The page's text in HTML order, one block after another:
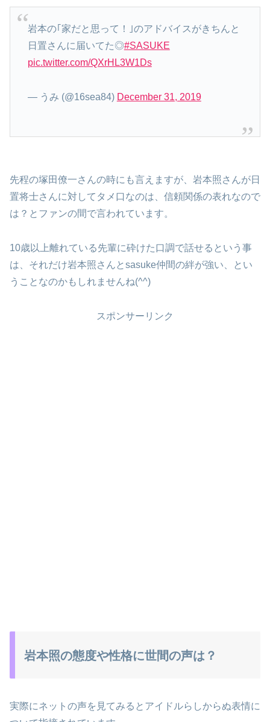
岩本の｢家だと思って！｣のアドバイスがきちんと
日置さんに届いてた◎#SASUKE
pic.twitter.com/QXrHL3W1Ds
— うみ (@16sea84) December 31, 2019
先程の塚田僚一さんの時にも言えますが、岩本照さんが日
置将士さんに対してタメ口なのは、信頼関係の表れなので
は？とファンの間で言われています。
10歳以上離れている先輩に砕けた口調で話せるという事
は、それだけ岩本照さんとsasuke仲間の絆が強い、とい
うことなのかもしれませんね(^^)
スポンサーリンク
岩本照の態度や性格に世間の声は？
実際にネットの声を見てみるとアイドルらしからぬ表情に